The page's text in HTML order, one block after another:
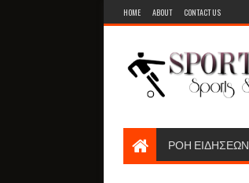
HOME ABOUT CONTACT US
ΡΟΗ ΕΙΔΗΣΕΩΝ